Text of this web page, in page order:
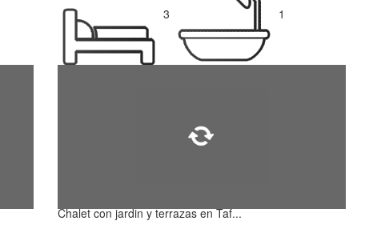
3 1
Chalet con jardin y terrazas en Taf...